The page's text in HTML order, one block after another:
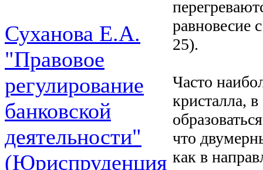
Суханова Е.А.
"Правовое
регулирование
банковской
деятельности"
(Юриспруденция
равновесие
25).
Часто
кристалла,
что
как в